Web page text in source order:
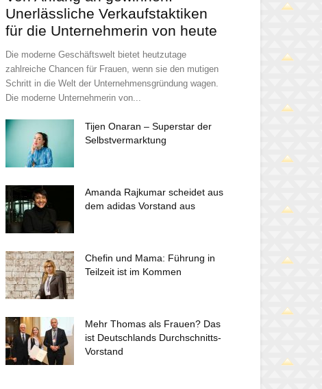
Unerlässliche Verkaufstaktiken
für die Unternehmerin von heute
Die moderne Geschäftswelt bietet heutzutage
zahlreiche Chancen für Frauen, wenn sie den mutigen
Schritt in die Welt der Unternehmensgründung wagen.
Die moderne Unternehmerin von...
Tijen Onaran – Superstar der
Selbstvermarktung
Amanda Rajkumar scheidet aus
dem adidas Vorstand aus
Chefin und Mama: Führung in
Teilzeit ist im Kommen
Mehr Thomas als Frauen? Das
ist Deutschlands Durchschnitts-
Vorstand